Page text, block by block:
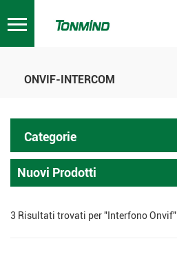
ONVIF-INTERCOM
Categorie
Nuovi Prodotti
3 Risultati trovati per "Interfono Onvif"